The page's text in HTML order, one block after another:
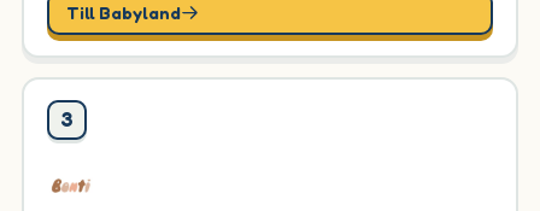
Till Babyland
3